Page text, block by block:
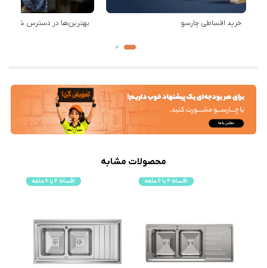
خرید اقساطی چارسو بهترین‌ها در دسترس
محصولات مشابه